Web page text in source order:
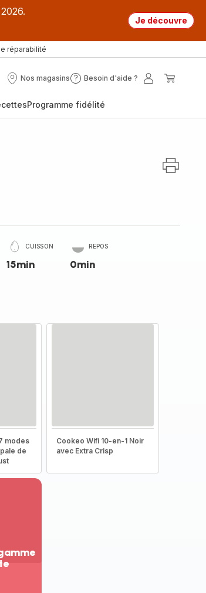
Je découvre
réparabilité
Nos magasins
Nos
Besoin d'aide ?
Besoin
?
Mon
Programme fidélité
CUISSON
15min
REPOS
0min
modes
de
Cookeo Wifi 10-en-1 Noir
avec Extra Crisp